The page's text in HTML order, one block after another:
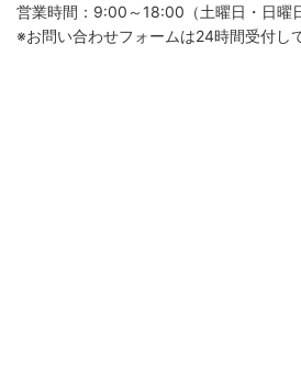
営業時間：9:00～18:00（土曜日・日曜
※お問い合わせフォームは24時間受付し